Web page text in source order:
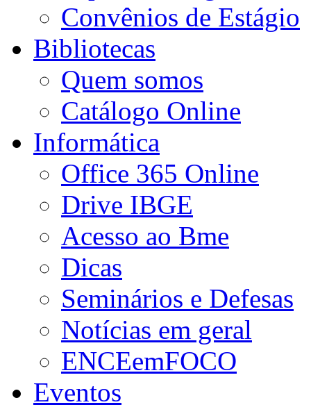
Convênios de Estágio
Bibliotecas
Quem somos
Catálogo Online
Informática
Office 365 Online
Drive IBGE
Acesso ao Bme
Dicas
Seminários e Defesas
Notícias em geral
ENCEemFOCO
Eventos